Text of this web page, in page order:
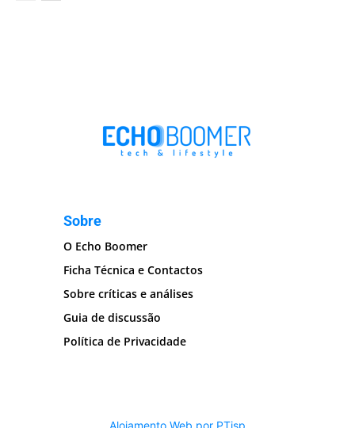
Sobre
O Echo Boomer
Ficha Técnica e Contactos
Sobre críticas e análises
Guia de discussão
Política de Privacidade